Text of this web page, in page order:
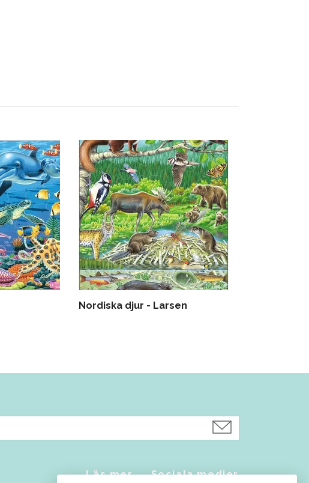
Nordiska djur - Larsen
Läs mer Sociala medier